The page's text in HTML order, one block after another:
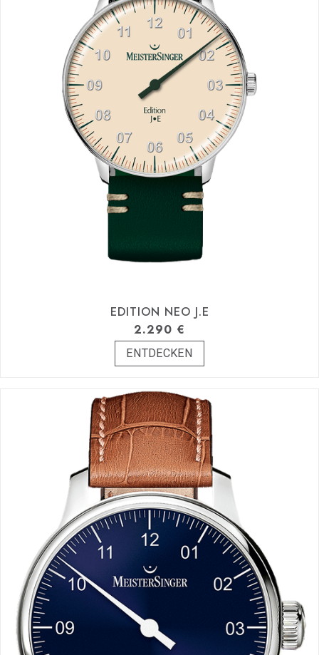
EDITION NEO J.E
2.290 €
ENTDECKEN